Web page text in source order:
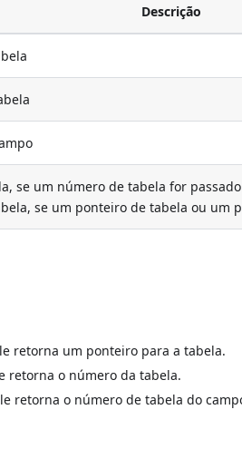
Descrição
se um número de tabela for passado
se um ponteiro de tabela ou um
retorna um ponteiro para a tabela.
retorna o número da tabela.
retorna o número de tabela do